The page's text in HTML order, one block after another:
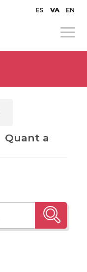
ES VA EN
Quant a